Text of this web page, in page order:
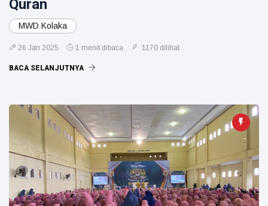
Quran
MWD Kolaka
26 Jan 2025 1 menit dibaca 1170 dilihat
BACA SELANJUTNYA